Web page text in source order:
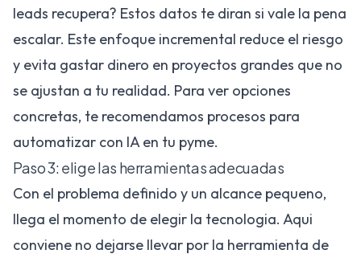
leads recupera? Estos datos te diran si vale la pena
escalar. Este enfoque incremental reduce el riesgo
y evita gastar dinero en proyectos grandes que no
se ajustan a tu realidad. Para ver opciones
concretas, te recomendamos procesos para
automatizar con IA en tu pyme.
Paso 3: elige las herramientas adecuadas
Con el problema definido y un alcance pequeno,
llega el momento de elegir la tecnologia. Aqui
conviene no dejarse llevar por la herramienta de